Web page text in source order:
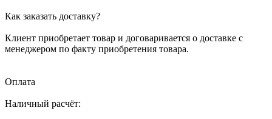
Как заказать доставку?
Клиент приобретает товар и договаривается о доставке с
менеджером по факту приобретения товара.
Оплата
Наличный расчёт: